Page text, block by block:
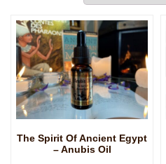
The Spirit Of Ancient Egypt
– Anubis Oil